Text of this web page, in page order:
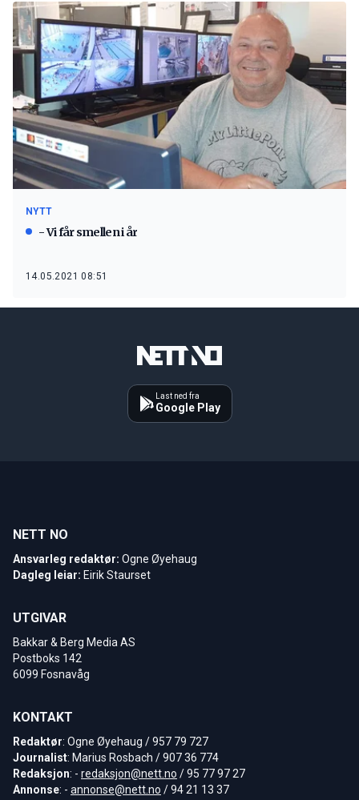
NYTT
- Vi får smellen i år
14.05.2021 08:51
Last ned fra
Google Play
NETT NO
Ansvarleg redaktør: Ogne Øyehaug
Dagleg leiar: Eirik Staurset
UTGIVAR
Bakkar & Berg Media AS
Postboks 142
6099 Fosnavåg
KONTAKT
Redaktør: Ogne Øyehaug / 957 79 727
Journalist: Marius Rosbach / 907 36 774
Redaksjon: - redaksjon@nett.no / 95 77 97 27
Annonse: - annonse@nett.no / 94 21 13 37